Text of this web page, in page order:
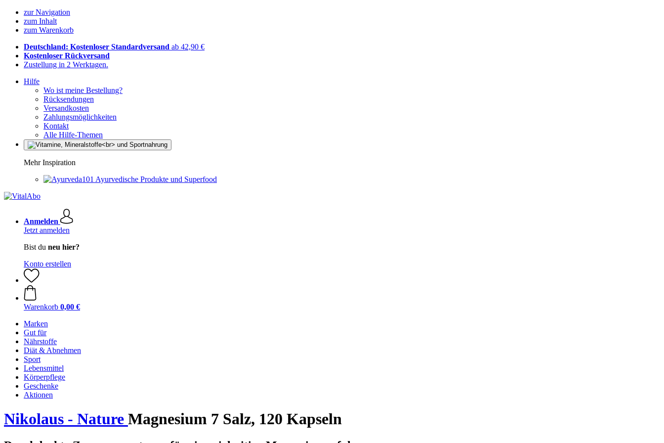
zur Navigation
zum Inhalt
zum Warenkorb
Deutschland: Kostenloser Standardversand ab 42,90 €
Kostenloser Rückversand
Zustellung in 2 Werktagen.
Hilfe
Wo ist meine Bestellung?
Rücksendungen
Versandkosten
Zahlungsmöglichkeiten
Kontakt
Alle Hilfe-Themen
Mehr Inspiration
Ayurvedische Produkte und Superfood
Anmelden
Jetzt anmelden
Bist du neu hier?
Konto erstellen
Warenkorb 0,00 €
Marken
Gut für
Nährstoffe
Diät & Abnehmen
Sport
Lebensmittel
Körperpflege
Geschenke
Aktionen
Nikolaus - Nature Magnesium 7 Salz, 120 Kapseln